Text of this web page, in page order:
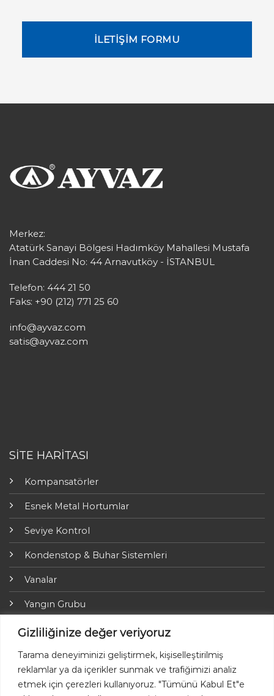
Gizliliğinize değer veriyoruz
Tarama deneyiminizi geliştirmek, kişiselleştirilmiş
reklamlar ya da içerikler sunmak ve trafiğimizi analiz
etmek için çerezleri kullanıyoruz. "Tümünü Kabul Et"e
İLETİŞİM FORMU
Merkez:
Atatürk Sanayi Bölgesi Hadımköy Mahallesi Mustafa
İnan Caddesi No: 44 Arnavutköy - İSTANBUL
Telefon: 444 21 50
Faks: +90 (212) 771 25 60
info@ayvaz.com
satis@ayvaz.com
SİTE HARİTASI
Kompansatörler
Esnek Metal Hortumlar
Seviye Kontrol
Kondenstop & Buhar Sistemleri
Vanalar
Yangın Grubu
ARI-Armaturen
Yalıtım Grubu
Online Ödemeler